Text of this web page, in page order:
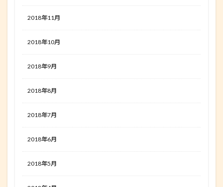
2018年11月
2018年10月
2018年9月
2018年8月
2018年7月
2018年6月
2018年5月